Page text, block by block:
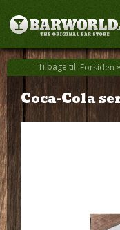
Tilbage til: Forsiden »
Coca-Cola